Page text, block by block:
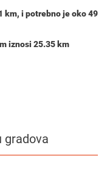
km, i potrebno je oko49
iznosi 25.35 km
gradova